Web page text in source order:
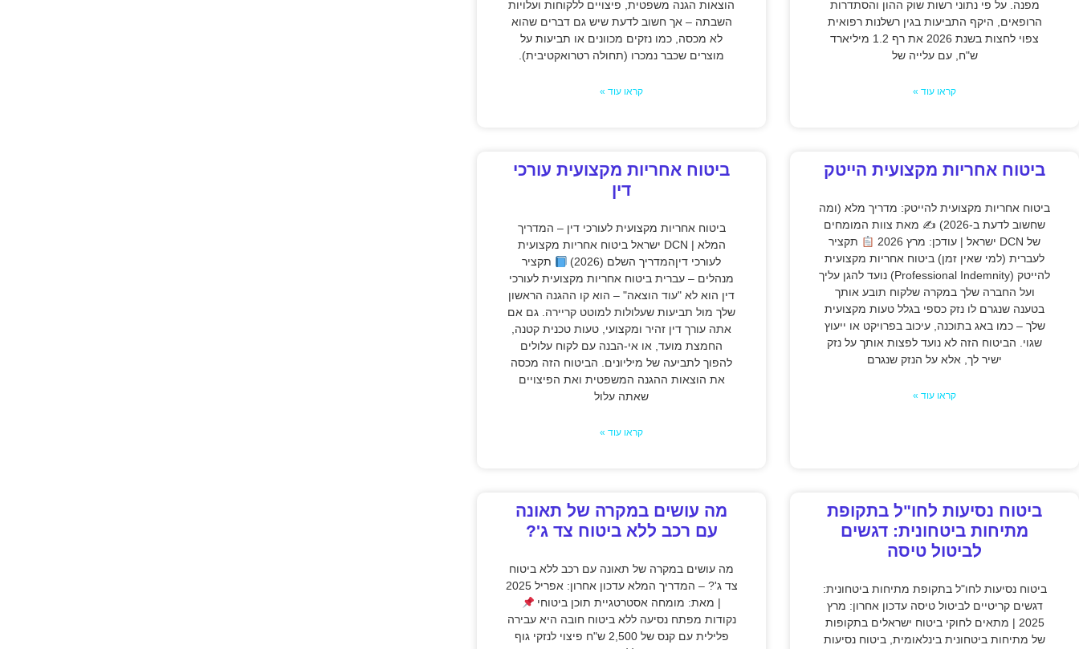
מפנה. על פי נתוני רשות שוק ההון והסתדרות
הרופאים, היקף התביעות בגין רשלנות רפואית
צפוי לחצות בשנת 2026 את רף 1.2 מיליארד
ש"ח, עם עלייה של
קראו עוד »
הוצאות הגנה משפטית, פיצויים ללקוחות ועלויות
השבתה – אך חשוב לדעת שיש גם דברים שהוא
לא מכסה, כמו נזקים מכוונים או תביעות על
מוצרים שכבר נמכרו (תחולה רטרואקטיבית).
קראו עוד »
ביטוח אחריות מקצועית הייטק
ביטוח אחריות מקצועית להייטק: מדריך מלא (ומה
שחשוב לדעת ב-2026) ✍
מאת צוות המומחים
של DCN ישראל | עודכן: מרץ 2026
תקציר
לעברית (למי שאין זמן) ביטוח אחריות מקצועית
להייטק (Professional Indemnity) נועד להגן עליך
ועל החברה שלך במקרה שלקוח תובע אותך
בטענה שנגרם לו נזק כספי בגלל טעות מקצועית
שלך – כמו באג בתוכנה, עיכוב בפרויקט או ייעוץ
שגוי. הביטוח הזה לא נועד לפצות אותך על נזק
ישיר לך, אלא על הנזק שנגרם
קראו עוד »
ביטוח אחריות מקצועית עורכי
דין
ביטוח אחריות מקצועית לעורכי דין – המדריך
המלא | DCN ישראל ביטוח אחריות מקצועית
לעורכי דיןהמדריך השלם (2026)
תקציר
מנהלים – עברית ביטוח אחריות מקצועית לעורכי
דין הוא לא "עוד הוצאה" – הוא קו ההגנה הראשון
שלך מול תביעות שעלולות למוטט קריירה. גם אם
אתה עורך דין זהיר ומקצועי, טעות טכנית קטנה,
החמצת מועד, או אי-הבנה עם לקוח עלולים
להפוך לתביעה של מיליונים. הביטוח הזה מכסה
את הוצאות ההגנה המשפטית ואת הפיצויים
שאתה עלול
קראו עוד »
ביטוח נסיעות לחו"ל בתקופת
מתיחות ביטחונית: דגשים
לביטול טיסה
ביטוח נסיעות לחו"ל בתקופת מתיחות ביטחונית:
דגשים קריטיים לביטול טיסה עדכון אחרון: מרץ
2025 | מתאים לחוקי ביטוח ישראלים בתקופות
של מתיחות ביטחונית בינלאומית, ביטוח נסיעות
מה עושים במקרה של תאונה
עם רכב ללא ביטוח צד ג'?
מה עושים במקרה של תאונה עם רכב ללא ביטוח
צד ג'? – המדריך המלא עדכון אחרון: אפריל 2025
| מאת: מומחה אסטרטגיית תוכן ביטוחי
נקודות מפתח נסיעה ללא ביטוח חובה היא עבירה
פלילית עם קנס של 2,500 ש"ח פיצוי לנזקי גוף